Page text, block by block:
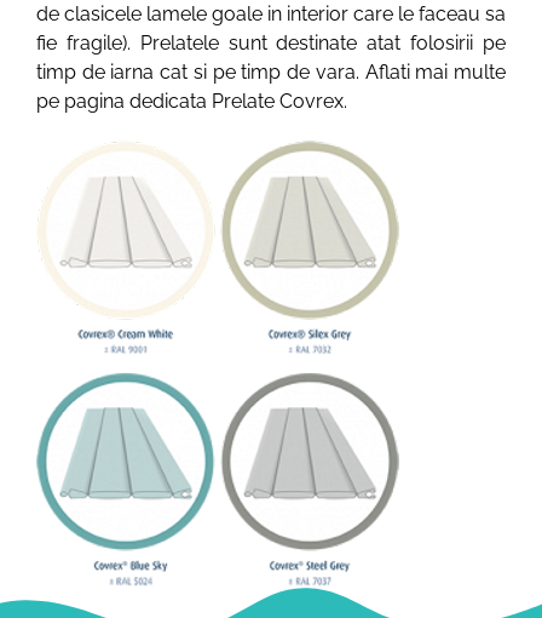
de clasicele lamele goale in interior care le faceau sa
fie fragile). Prelatele sunt destinate atat folosirii pe
timp de iarna cat si pe timp de vara. Aflati mai multe
pe pagina dedicata Prelate Covrex.